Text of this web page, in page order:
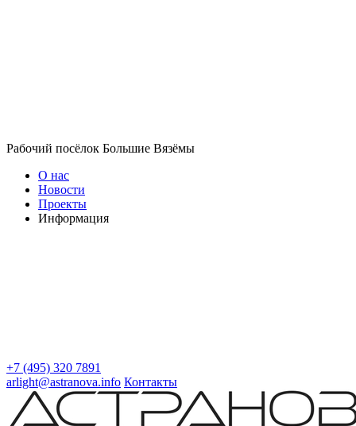
Рабочий посёлок Большие Вязёмы
О нас
Новости
Проекты
Информация
+7 (495) 320 7891
arlight@astranova.info Контакты